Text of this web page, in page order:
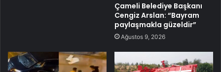
Çameli Belediye Başkanı
Cengiz Arslan: “Bayram
paylaşmakla güzeldir”
Ağustos 9, 2026